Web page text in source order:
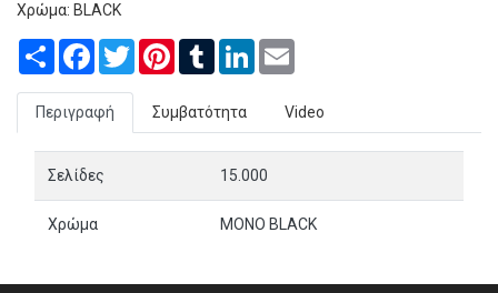
Χρώμα: BLACK
Share Facebook
TwitterPinterestTumblrLinkedIn
Περιγραφή Συμβατότητα Video
Σελίδες 15.000
Χρώμα MONO BLACK